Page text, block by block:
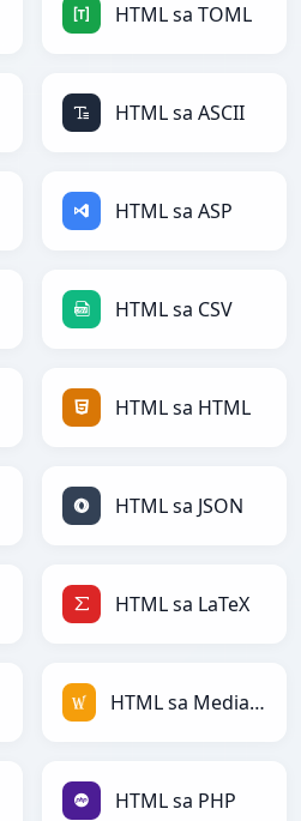
HTML sa TOML
HTML sa ASCII
HTML sa ASP
HTML sa CSV
HTML sa HTML
HTML sa JSON
HTML sa LaTeX
HTML sa MediaWiki
HTML sa PHP